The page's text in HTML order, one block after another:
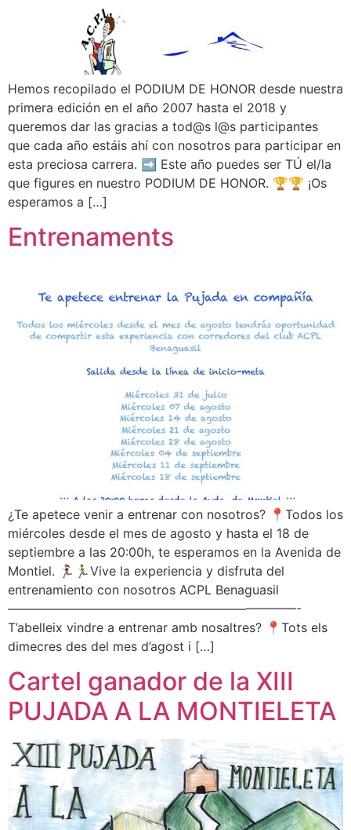
Hemos recopilado el PODIUM DE HONOR desde nuestra
primera edición en el año 2007 hasta el 2018 y
queremos dar las gracias a tod@s l@s participantes
que cada año estáis ahí con nosotros para participar en
esta preciosa carrera. ➡️ Este año puedes ser TÚ el/la
que figures en nuestro PODIUM DE HONOR. 🏆🏆 ¡Os
esperamos a […]
Entrenaments
¿Te apetece venir a entrenar con nosotros? 📍Todos los
miércoles desde el mes de agosto y hasta el 18 de
septiembre a las 20:00h, te esperamos en la Avenida de
Montiel. 🏃‍♀️🏃‍♂️Vive la experiencia y disfruta del
entrenamiento con nosotros ACPL Benaguasil
———————————————————————-
T’abelleix vindre a entrenar amb nosaltres? 📍Tots els
dimecres des del mes d’agost i […]
Cartel ganador de la XIII
PUJADA A LA MONTIELETA